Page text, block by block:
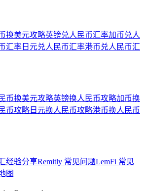
换美元攻略英镑兑人民币汇率加币兑人
汇率 日元兑人民币汇率港币兑人民币汇
币换美元攻略英镑换人民币攻略加币换
币攻略 日元换人民币攻略港币换人民币
经验分享Remitly 常见问题LemFi 常见
图